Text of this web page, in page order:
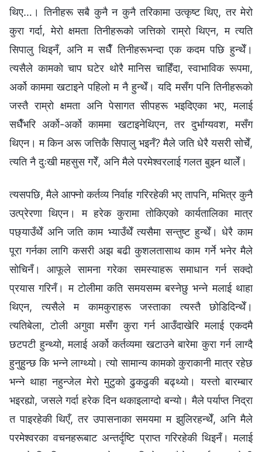
थिए…। तिनीहरू सबै कुनै न कुनै तरिकामा उत्कृष्ट थिए, तर मेरो
कुरा गर्दा, मेरो क्षमता तिनीहरूको जत्तिको राम्रो थिएन, म त्यति
सिपालु थिइनँ, अनि म सधैँ तिनीहरूभन्दा एक कदम पछि हुन्थेँ।
त्यसैले कामको चाप घटेर थोरै मानिस चाहिँदा, स्वाभाविक रूपमा,
अर्को काममा खटाइने पहिलो म नै हुन्थेँ। यदि मसँग पनि तिनीहरूको
जस्तै राम्रो क्षमता अनि पेसागत सीपहरू भइदिएका भए, मलाई
सधैँभरि अर्को-अर्को काममा खटाइनेथिएन, तर दुर्भाग्यवश, मसँग
थिएन। म किन अरू जत्तिकै सिपालु भइनँ? मैले जति धेरै यसरी सोचेँ,
त्यति नै दुःखी महसुस गरेँ, अनि मैले परमेश्‍वरलाई गलत बुझ्न थालेँ।
त्यसपछि, मैले आफ्नो कर्तव्य निर्वाह गरिरहेकी भए तापनि, मभित्र कुनै
उत्प्रेरणा थिएन। म हरेक कुरामा तोकिएको कार्यतालिका मात्र
पछ्याउँथेँ अनि जति काम भ्याउँथेँ त्यसैमा सन्तुष्ट हुन्थेँ। धेरै काम
पूरा गर्नका लागि कसरी अझ बढी कुशलतासाथ काम गर्ने भनेर मैले
सोचिनँ। आफूले सामना गरेका समस्याहरू समाधान गर्न सक्दो
प्रयास गरिनँ। म टोलीमा कति समयसम्म बस्नेछु भन्ने मलाई थाहा
थिएन, त्यसैले म कामकुराहरू जस्ताका त्यस्तै छोडिदिन्थेँ।
त्यतिबेला, टोली अगुवा मसँग कुरा गर्न आउँदाखेरि मलाई एकदमै
छटपटी हुन्थ्यो, मलाई अर्को कर्तव्यमा खटाउने बारेमा कुरा गर्न लाग्दै
हुनुहुन्छ कि भन्ने लाग्थ्यो। त्यो सामान्य कामको कुराकानी मात्र रहेछ
भन्ने थाहा नहुन्जेल मेरो मुटुको ढुकढुकी बढ्थ्यो। यस्तो बारम्बार
भइरह्यो, जसले गर्दा हरेक दिन थकाइलाग्दो बन्यो। मैले पर्याप्त निद्रा
त पाइरहेकी थिएँ, तर उपासनाका समयमा म झुलिरहन्थेँ, अनि मैले
परमेश्‍वरका वचनहरूबाट अन्तर्दृष्टि प्राप्त गरिरहेकी थिइनँ। मलाई